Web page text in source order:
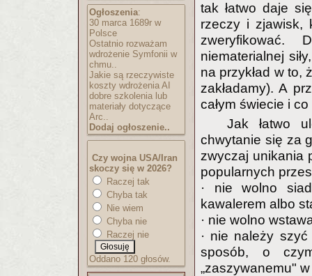
Ogłoszenia:
30 marca 1689r w
Polsce
Ostatnio rozważam
wdrożenie Symfonii w
chmu..
Jakie są rzeczywiste
koszty wdrożenia AI
dobre szkolenia lub
materiały dotyczące
Arc..
Dodaj ogłoszenie..
Czy wojna USA/Iran
skoczy się w 2026?
Raczej tak
Chyba tak
Nie wiem
Chyba nie
Raczej nie
Oddano 120 głosów.
tak łatwo daje
rzeczy i zjawisk,
zweryfikować.
niematerialnej
na przykład w to,
zakładamy). A
całym świecie i
Jak łatwo
chwytanie się za
zwyczaj unikania
popularnych
· nie wolno
kawalerem albo
· nie wolno
· nie należy
sposób, o
„zaszywanemu"